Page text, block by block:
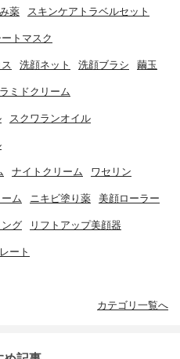
薬 スキンケアトラベルセット
トマスク
洗顔ネット 洗顔ブラシ 繭玉
ミドクリーム
スクワランオイル
ナイトクリーム ワセリン
ム ニキビ塗り薬 美顔ローラー
グ リフトアップ美顔器
ート
カテゴリ一覧へ